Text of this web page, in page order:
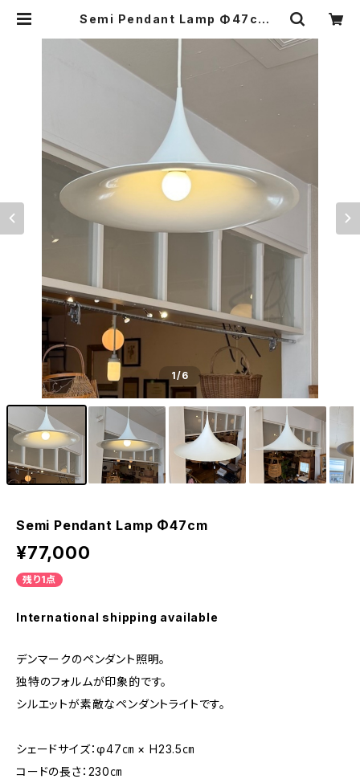
Semi Pendant Lamp Φ47cm |
1/6
Semi Pendant Lamp Φ47cm
¥77,000
残り1点
International shipping available
デンマークのペンダント照明。
独特のフォルムが印象的です。
シルエットが素敵なペンダントライトです。
シェードサイズ：φ47㎝ × H23.5㎝
コードの長さ：230㎝